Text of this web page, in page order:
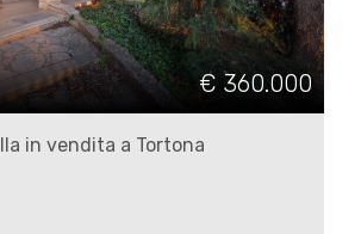
€ 360.000
in vendita a Tortona